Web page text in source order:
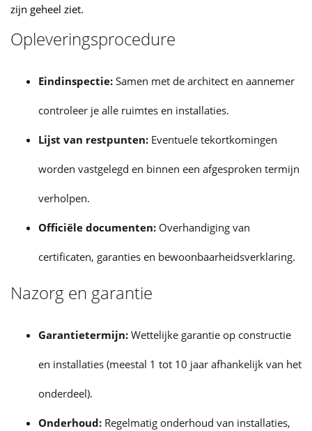
zijn geheel ziet.
Opleveringsprocedure
Eindinspectie: Samen met de architect en aannemer
controleer je alle ruimtes en installaties.
Lijst van restpunten: Eventuele tekortkomingen
worden vastgelegd en binnen een afgesproken termijn
verholpen.
Officiële documenten: Overhandiging van
certificaten, garanties en bewoonbaarheidsverklaring.
Nazorg en garantie
Garantietermijn: Wettelijke garantie op constructie
en installaties (meestal 1 tot 10 jaar afhankelijk van het
onderdeel).
Onderhoud: Regelmatig onderhoud van installaties,